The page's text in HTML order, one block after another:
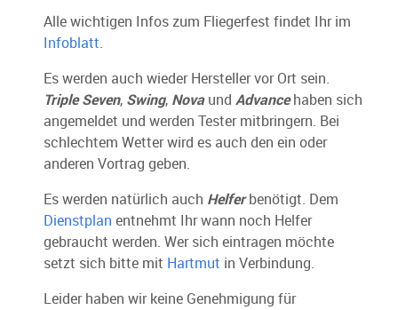
Alle wichtigen Infos zum Fliegerfest findet Ihr im
Infoblatt
Es werden auch wieder Hersteller vor Ort sein.
Triple Seven, Swing, Novaund Advancehaben sich
angemeldet und werden Tester mitbringern. Bei
schlechtem Wetter wird es auch den ein oder
anderen Vortrag geben.
Es werden natürlich auch Helferbenötigt. Dem
Dienstplan entnehmt Ihr wann noch Helfer
gebraucht werden. Wer sich eintragen möchte
setzt sich bitte mit Hartmut in Verbindung.
Leider haben wir keine Genehmigung für